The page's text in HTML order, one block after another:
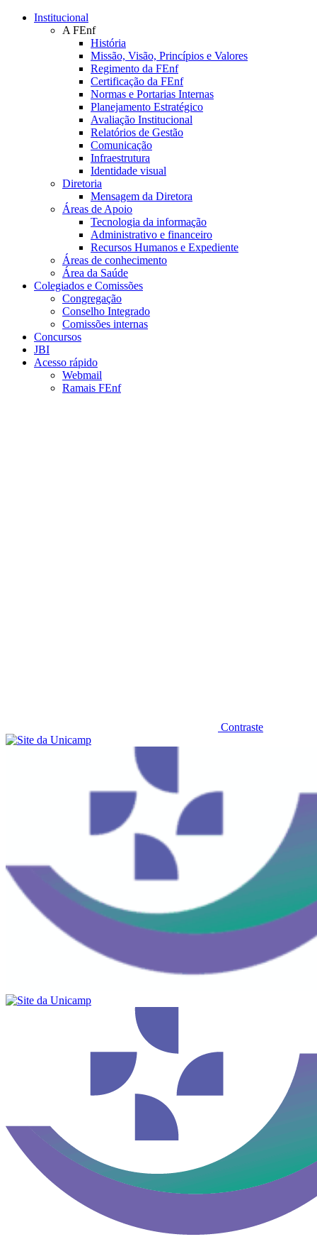
Conteúdo principal
Institucional
A FEnf
História
Missão, Visão, Princípios e Valores
Regimento da FEnf
Certificação da FEnf
Normas e Portarias Internas
Planejamento Estratégico
Avaliação Institucional
Relatórios de Gestão
Comunicação
Infraestrutura
Identidade visual
Diretoria
Mensagem da Diretora
Áreas de Apoio
Tecnologia da informação
Administrativo e financeiro
Recursos Humanos e Expediente
Áreas de conhecimento
Área da Saúde
Colegiados e Comissões
Congregação
Conselho Integrado
Comissões internas
Concursos
JBI
Acesso rápido
Webmail
Ramais FEnf
Contraste